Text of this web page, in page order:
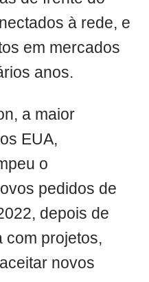
à rede, e
em mercados
anos.
a maior
EUA,
o
pedidos de
depois de
com projetos,
novos